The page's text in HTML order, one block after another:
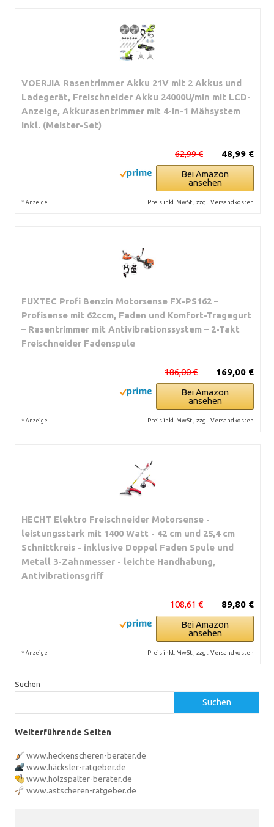
VOERJIA Rasentrimmer Akku 21V mit 2 Akkus und
Ladegerät, Freischneider Akku 24000U/min mit LCD-
Anzeige, Akkurasentrimmer mit 4-in-1 Mähsystem
inkl. (Meister-Set)
48,99 €
62,99 €
Bei Amazon
ansehen
* Anzeige Preis inkl. MwSt., zzgl. Versandkosten
FUXTEC Profi Benzin Motorsense FX-PS162 –
Profisense mit 62ccm, Faden und Komfort-Tragegurt
– Rasentrimmer mit Antivibrationssystem – 2-Takt
Freischneider Fadenspule
169,00 €
186,00 €
Bei Amazon
ansehen
* Anzeige Preis inkl. MwSt., zzgl. Versandkosten
HECHT Elektro Freischneider Motorsense -
leistungsstark mit 1400 Watt - 42 cm und 25,4 cm
Schnittkreis - inklusive Doppel Faden Spule und
Metall 3-Zahnmesser - leichte Handhabung,
Antivibrationsgriff
89,80 €
108,61 €
Bei Amazon
ansehen
* Anzeige Preis inkl. MwSt., zzgl. Versandkosten
Suchen
Suchen
Weiterführende Seiten
www.heckenscheren-berater.de
www.häcksler-ratgeber.de
www.holzspalter-berater.de
www.astscheren-ratgeber.de